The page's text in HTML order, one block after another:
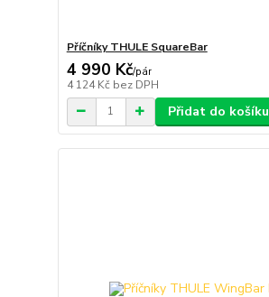
Příčníky THULE SquareBar
4 990 Kč/pár
4 124 Kč bez DPH
Přidat do košíku